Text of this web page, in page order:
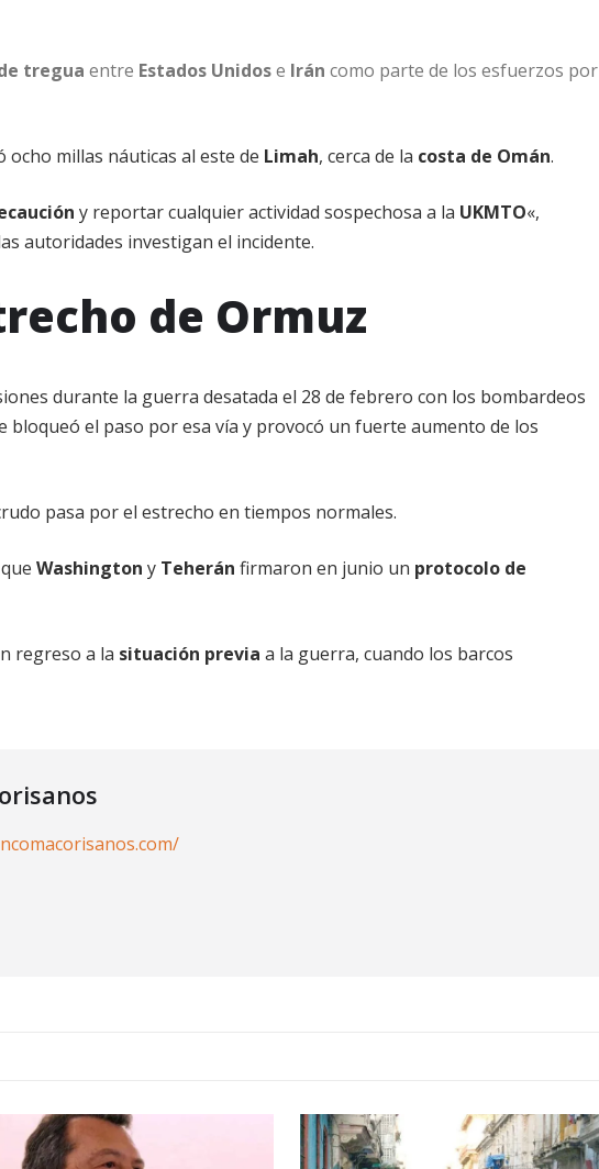
tregua entre Estados Unidose Irán como parte de los esfuerzos por
ocho millas náuticas al este de Limah, cerca de la costa de Omán.
y reportar cualquier actividad sospechosa a la UKMTO«,
autoridades investigan el incidente.
de Ormuz
durante la guerra desatada el 28 de febrero con los bombardeos
bloqueó el paso por esa vía y provocó un fuerte aumento de los
pasa por el estrecho en tiempos normales.
Washington y Teherán firmaron en junio un protocolo de
regreso a la situación previa a la guerra, cuando los barcos